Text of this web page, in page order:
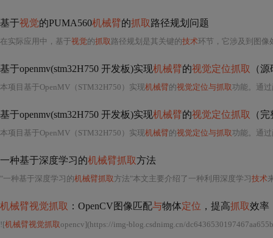
基于视觉的PUMA560机械臂的抓取路径规划问题
在实际应用中，基于视觉的抓取 路径规划是其关键的技术环节，它涉及到图像
基于openmv(stm32H750 开发板)实现机械臂的视觉定位抓取 （
本项目基于OpenMV（STM32H750）实现机械臂的视觉定位与抓取功能。通过颜色识别检
基于openmv(stm32H750 开发板)实现机械臂的视觉定位抓取 （
本项目基于OpenMV（STM32H750）实现机械臂的视觉定位与抓取功能。通过颜色识别检
一种基于深度学习的机械臂抓取方法
"一种基于深度学习的机械臂抓取方法"本文主要介绍了一种利用深度学习技术
机械臂视觉抓取 ：OpenCV图像匹配与物体定位 ，提高抓取效率
![机械臂视觉抓取 opencv](https://img-blog.csdnimg.cn/